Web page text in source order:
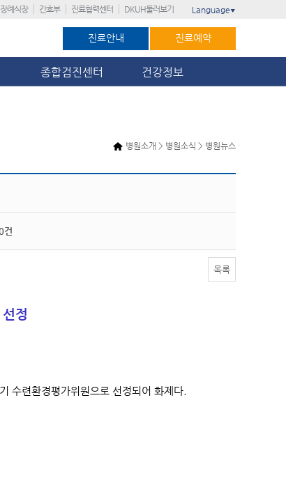
장례식장 간호부 진료협력센터 DKUH둘러보기 Language ▼
진료안내 진료예약
종합검진센터 건강정보
병원소개 > 병원소식 > 병원뉴스
건
목록
정
수련환경평가위원으로 선정되어 화제다.